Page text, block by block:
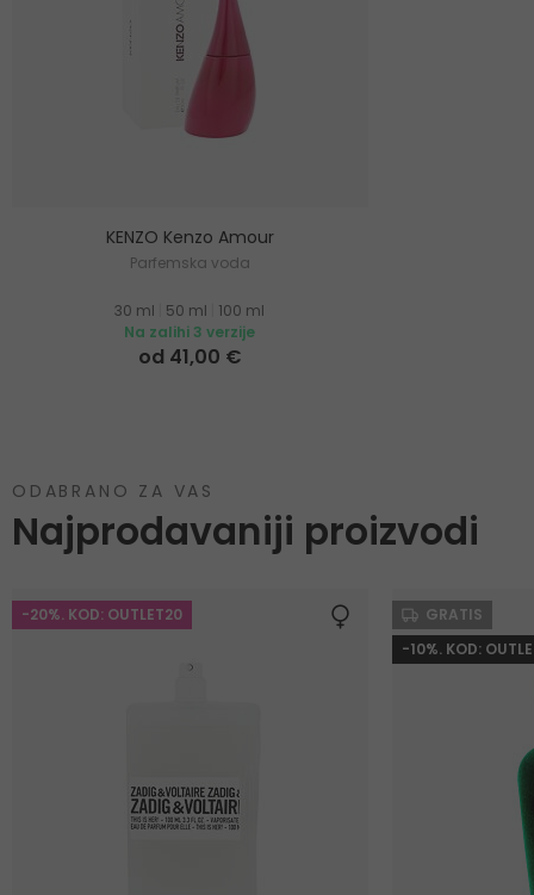
KENZO Kenzo Amour
Parfemska voda
30 ml 50 ml
100 ml
Na zalihi 3 verzije
od 41,00 €
ODABRANO ZA VAS
Najprodavaniji proizvodi
-20%. KOD: OUTLET20
GRATIS
-10%. KOD: